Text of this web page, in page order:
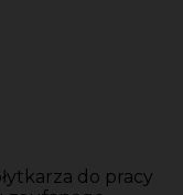
do pracy